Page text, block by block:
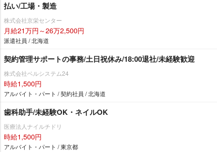
払い/工場・製造
株式会社京栄センター
月給21万円～26万2,500円
派遣社員 / 北海道
契約管理サポートの事務/土日祝休み/18:00退社/未経験歓迎
株式会社ベルシステム24
時給1,500円
アルバイト・パート / 契約社員 / 北海道
歯科助手/未経験OK・ネイルOK
医療法人ナイルチドリ
時給1,500円
アルバイト・パート / 東京都